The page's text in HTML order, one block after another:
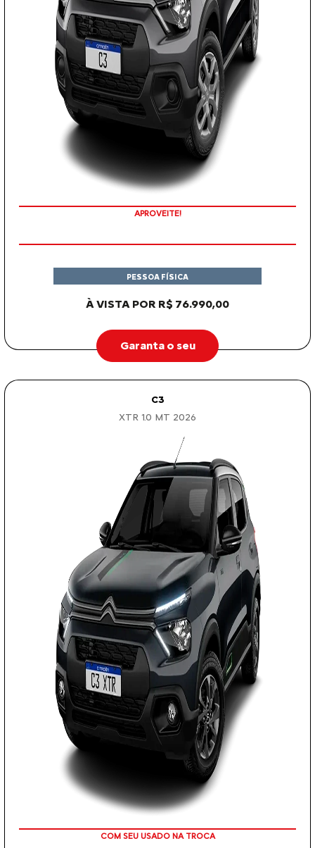
APROVEITE!
À VISTA POR R$ 76.990,00
PESSOA FÍSICA
Garanta o seu
C3
XTR 1.0 MT 2026
COM SEU USADO NA TROCA